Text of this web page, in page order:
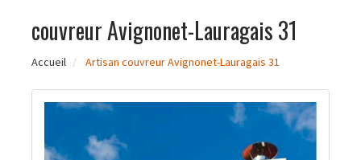
couvreur Avignonet-Lauragais 31
Accueil Artisan couvreur Avignonet-Lauragais 31